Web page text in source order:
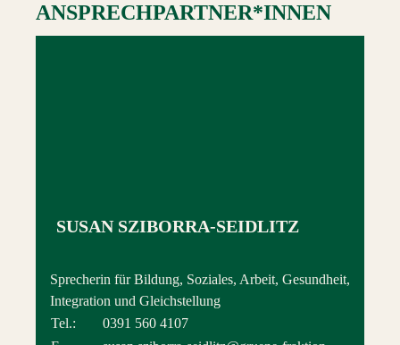
ANSPRECHPARTNER*INNEN
SUSAN SZIBORRA-SEIDLITZ
Sprecherin für Bildung, Soziales, Arbeit, Gesundheit,
Integration und Gleichstellung
Tel.:
0391 560 4107